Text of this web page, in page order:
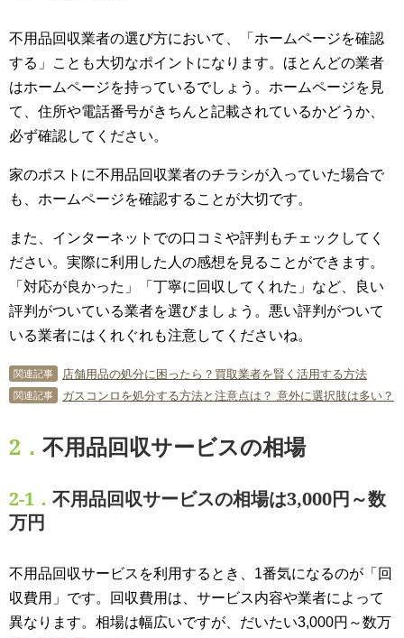
不用品回収業者の選び方において、「ホームページを確認
する」ことも大切なポイントになります。ほとんどの業者
はホームページを持っているでしょう。ホームページを見
て、住所や電話番号がきちんと記載されているかどうか、
必ず確認してください。
家のポストに不用品回収業者のチラシが入っていた場合で
も、ホームページを確認することが大切です。
また、インターネットでの口コミや評判もチェックしてく
ださい。実際に利用した人の感想を見ることができます。
「対応が良かった」「丁寧に回収してくれた」など、良い
評判がついている業者を選びましょう。悪い評判がついて
いる業者にはくれぐれも注意してくださいね。
関連記事 店舗用品の処分に困ったら？買取業者を賢く活用する方法
関連記事 ガスコンロを処分する方法と注意点は？ 意外に選択肢は多い？
2． 不用品回収サービスの相場
2-1． 不用品回収サービスの相場は3,000円～数
万円
不用品回収サービスを利用するとき、1番気になるのが「回
収費用」です。回収費用は、サービス内容や業者によって
異なります。相場は幅広いですが、だいたい3,000円～数万